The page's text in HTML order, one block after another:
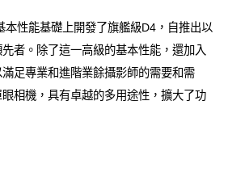
本性能基礎上開發了旗艦級D4，自推出以
者。除了這一高級的基本性能，還加入
滿足專業和進階業餘攝影師的需要和需
相機，具有卓越的多用途性，擴大了功